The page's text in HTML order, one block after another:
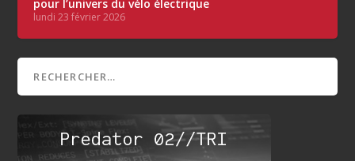
pour l’univers du vélo électrique
lundi 23 février 2026